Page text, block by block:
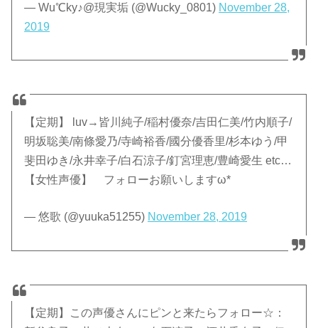
— Wu℃ky♪@現実垢 (@Wucky_0801) November 28,
2019
【定期】 luv→皆川純子/稲村優奈/吉田仁美/竹内順子/
明坂聡美/南條愛乃/寺崎裕香/國分優香里/杉本ゆう/甲
斐田ゆき/永井幸子/白石涼子/釘宮理恵/豊崎愛生 etc…
【女性声優】 フォローお願いしますω*
— 悠歌 (@yuuka51255) November 28, 2019
【定期】この声優さんにピンと来たらフォロー☆：